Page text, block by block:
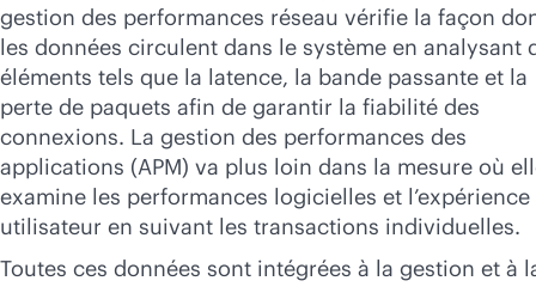
gestion des performances réseau vérifie la façon
les données circulent dans le système en analysant
éléments tels que la latence, la bande passante et la
perte de paquets afin de garantir la fiabilité des
connexions. La gestion des performances des
applications (APM) va plus loin dans la mesure où
examine les performances logicielles et l’expérience
utilisateur en suivant les transactions individuelles.
Toutes ces données sont intégrées à la gestion et à